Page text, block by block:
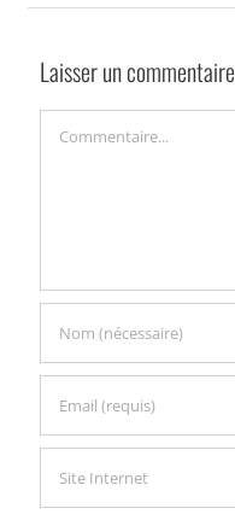
Laisser un commentaire
Commentaire